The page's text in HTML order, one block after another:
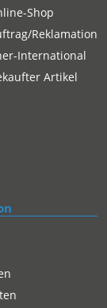
Shop
Reklamation
International
Artikel